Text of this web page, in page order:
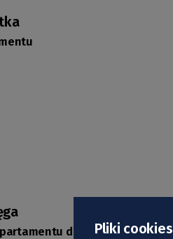
ds. transformacji
Pliki cookies